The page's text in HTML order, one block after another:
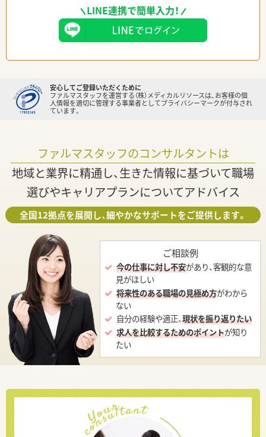
LINE連携で簡単入力！
安心してご登録いただくために
ファルマスタッフを運営する（株）メディカルリソースは、お客様の個
人情報を適切に管理する事業者としてプライバシーマークが付与され
ています。
ファルマスタッフのコンサルタントは
地域と業界に精通し、生きた情報に基づいて職場
選びやキャリアプランについてアドバイス
全国12拠点を展開し、細やかなサポートをご提供します。
ご相談例
今の仕事に対し不安があり、客観的な意
見がほしい
将来性のある職場の見極め方がわから
ない
自分の経験や適正、現状を振り返りたい
求人を比較するためのポイントが知り
たい